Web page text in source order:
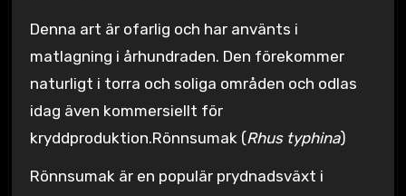
Denna art är ofarlig och har använts i
matlagning i århundraden. Den förekommer
naturligt i torra och soliga områden och odlas
idag även kommersiellt för
kryddproduktion.Rönnsumak (Rhus typhina)
Rönnsumak är en populär prydnadsväxt i